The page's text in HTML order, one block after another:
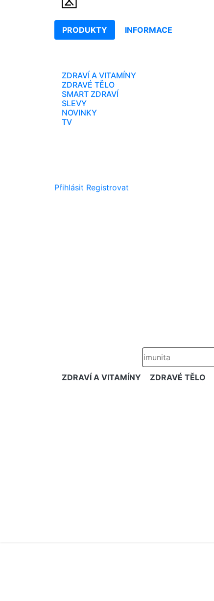
PRODUKTY INFORMACE
ZDRAVÍ A VITAMÍNY
ZDRAVÉ TĚLO
SMART ZDRAVÍ
SLEVY
NOVINKY
TV
Přihlásit Registrovat
ZDRAVÍ A VITAMÍNY ZDRAVÉ TĚLO